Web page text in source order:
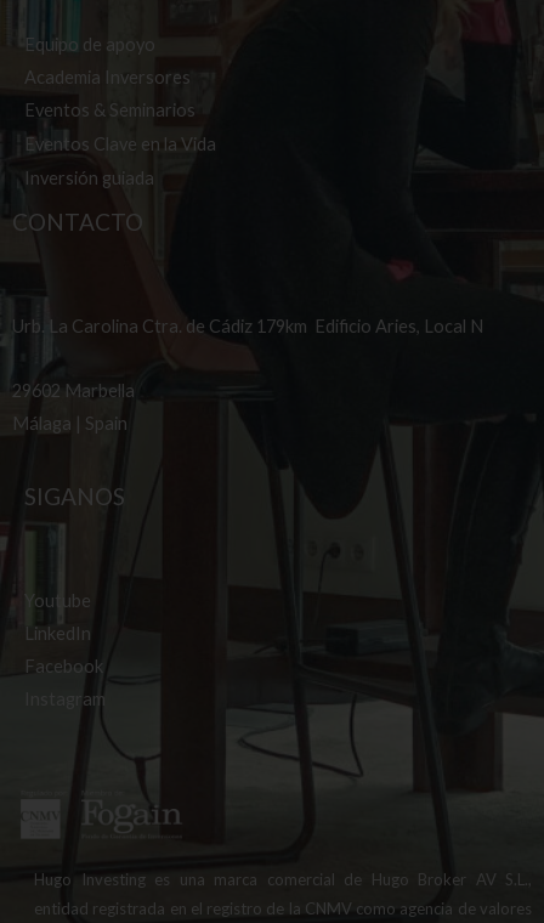
Equipo de apoyo
Academia Inversores
Eventos & Seminarios
Eventos Clave en la Vida
Inversión guiada
CONTACTO
Urb. La Carolina Ctra. de Cádiz 179km Edificio Aries, Local N
29602 Marbella
Málaga | Spain
SIGANOS
Youtube
LinkedIn
Facebook
Instagram
Hugo Investing es una marca comercial de Hugo Broker AV S.L.,
entidad registrada en el registro de la CNMV como agencia de valores